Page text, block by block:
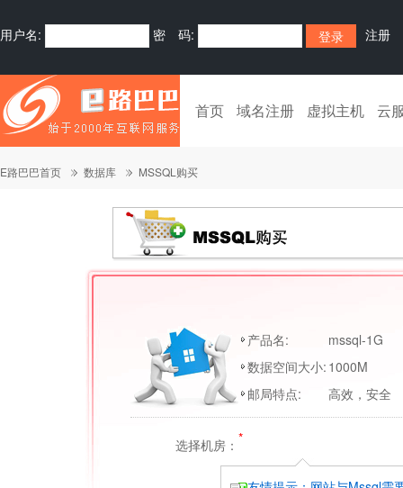
用户名: 密 码: 注册
首页 域名注册 虚拟主机 云
E路巴巴首页 数据库 MSSQL购买
产品名:
mssql-1G
数据空间大小: 1000M
邮局特点:
高效，安全
选择机房： *